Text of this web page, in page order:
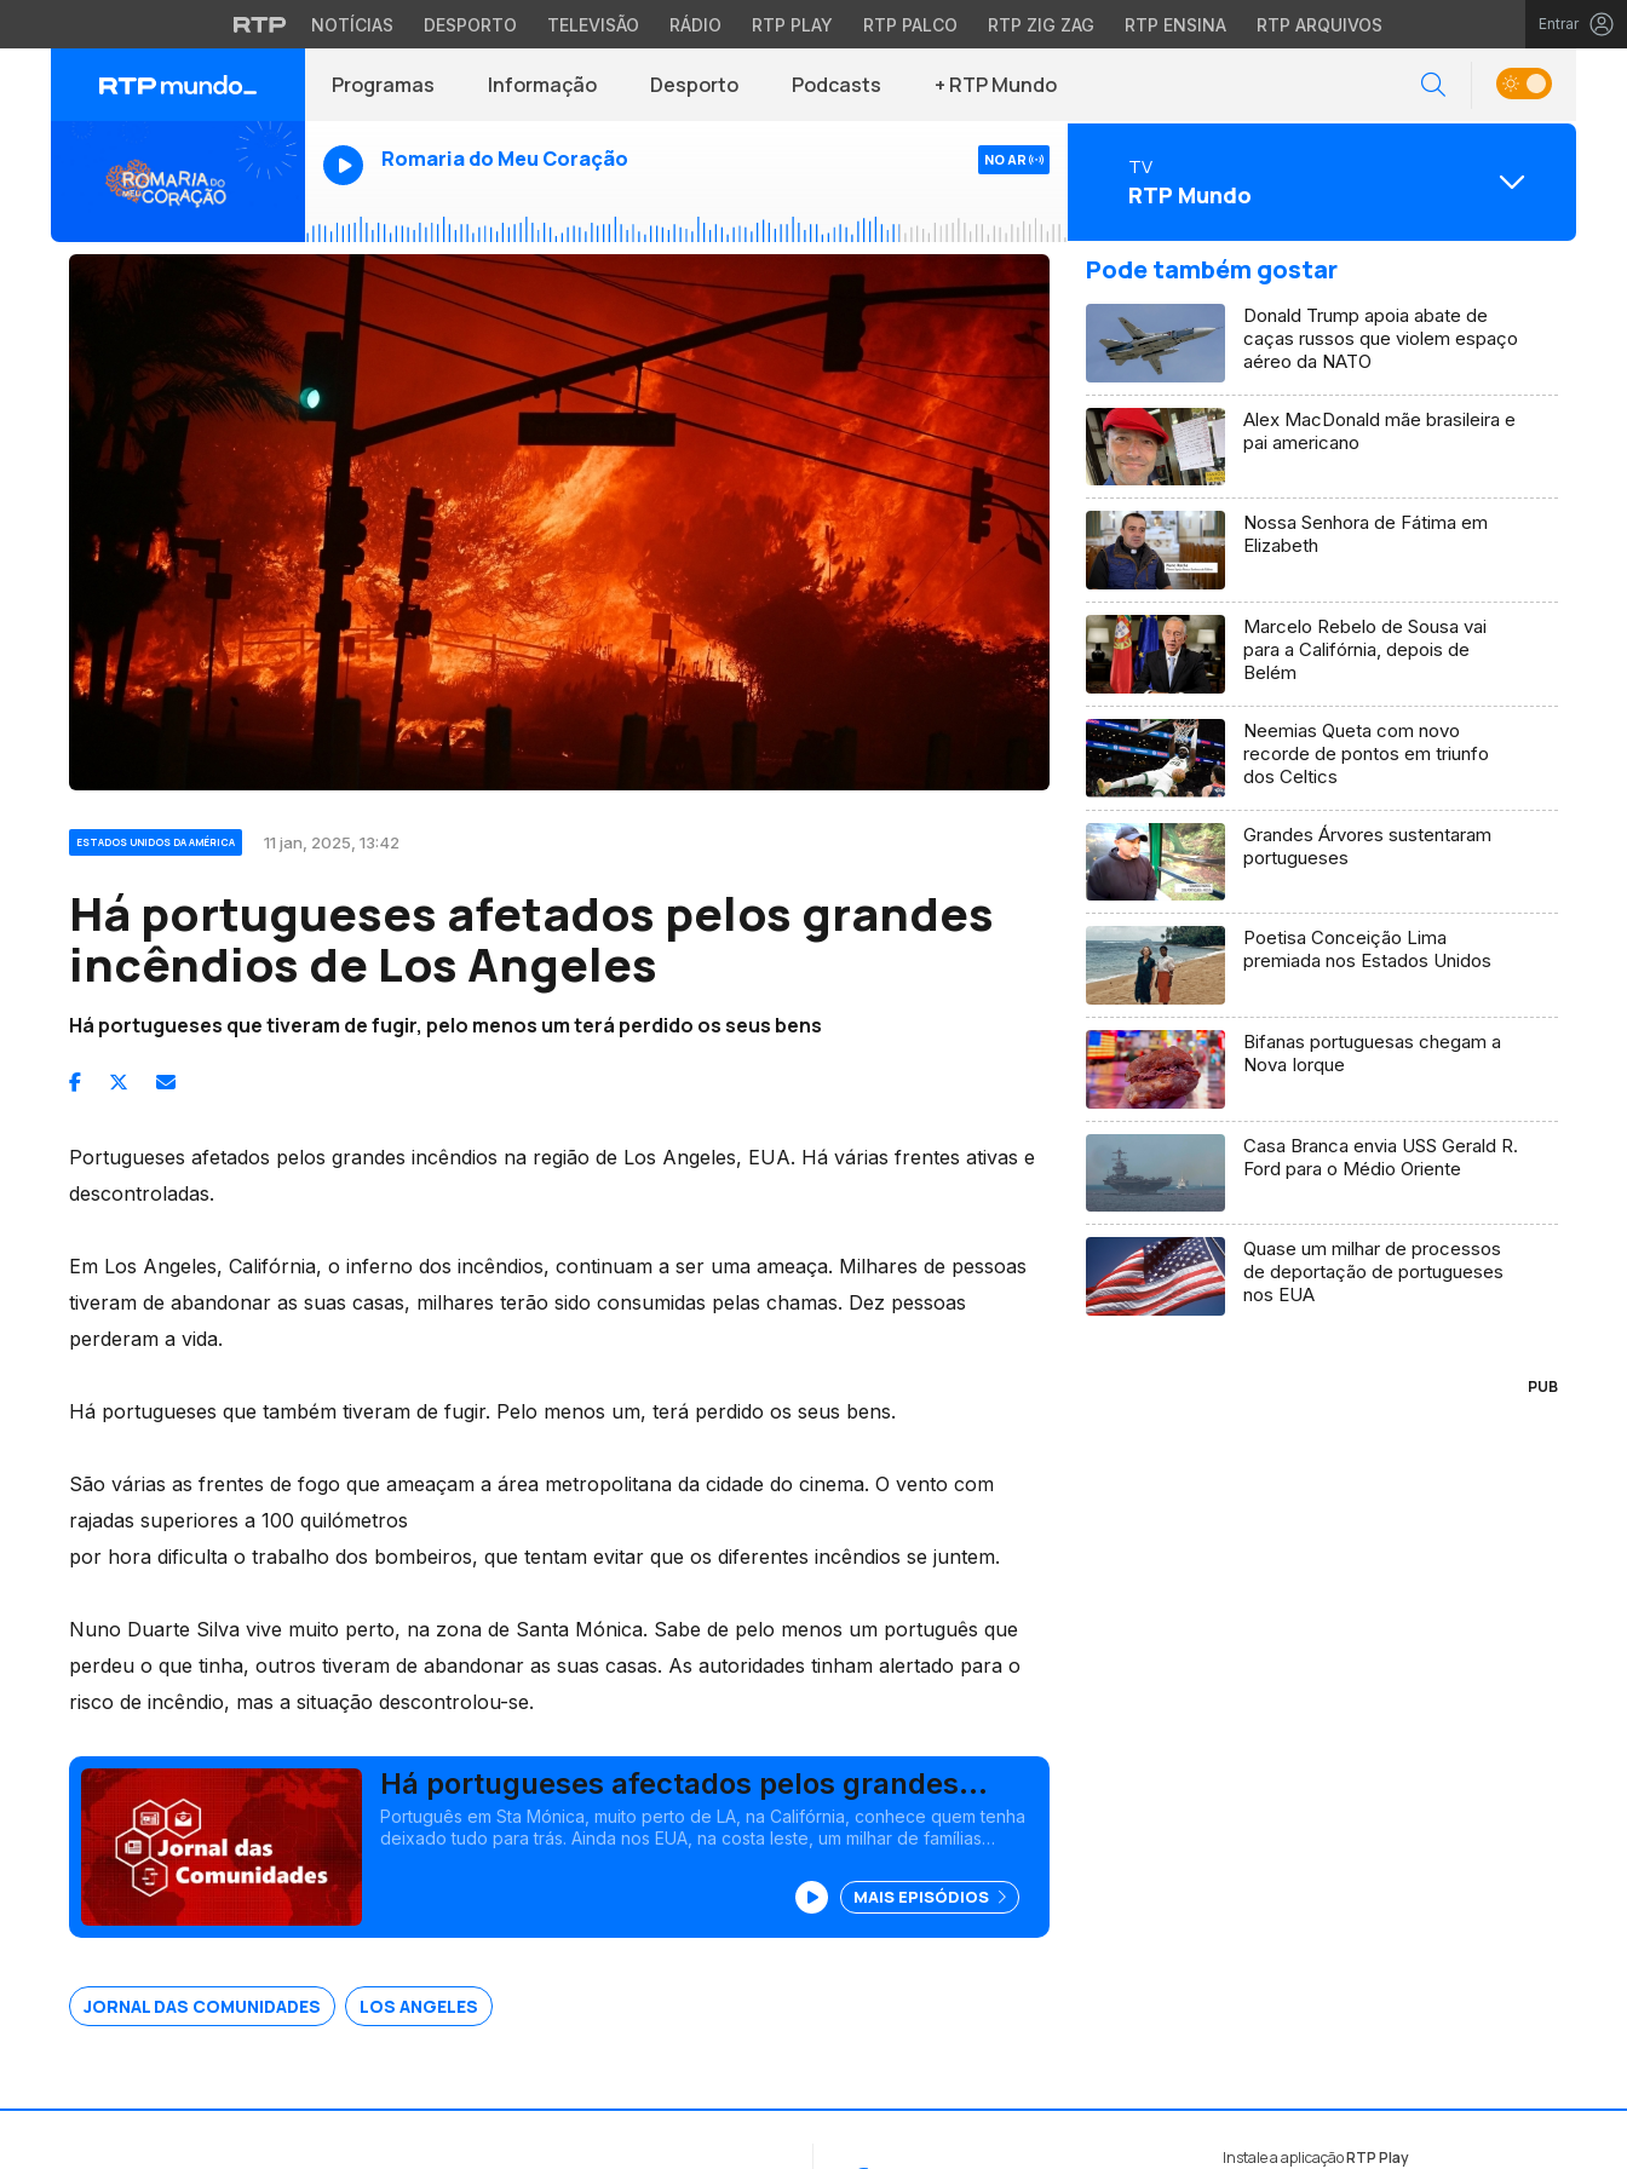
NOTÍCIAS DESPORTO TELEVISÃO RÁDIO RTP PLAY RTP PALCO RTP ZIG ZAG RTP ENSINA RTP ARQUIVOS Entrar
Programas Informação Desporto Podcasts + RTP Mundo
Romaria do Meu Coração NO AR TV
RTP Mundo
ESTADOS UNIDOS DA AMÉRICA 11 jan, 2025, 13:42
Há portugueses afetados pelos grandes
incêndios de Los Angeles
Há portugueses que tiveram de fugir, pelo menos um terá perdido os seus bens
Portugueses afetados pelos grandes incêndios na região de Los Angeles, EUA. Há várias frentes ativas e
descontroladas.
Em Los Angeles, Califórnia, o inferno dos incêndios, continuam a ser uma ameaça. Milhares de pessoas
tiveram de abandonar as suas casas, milhares terão sido consumidas pelas chamas. Dez pessoas
perderam a vida.
Há portugueses que também tiveram de fugir. Pelo menos um, terá perdido os seus bens.
São várias as frentes de fogo que ameaçam a área metropolitana da cidade do cinema. O vento com
rajadas superiores a 100 quilómetros
por hora dificulta o trabalho dos bombeiros, que tentam evitar que os diferentes incêndios se juntem.
Nuno Duarte Silva vive muito perto, na zona de Santa Mónica. Sabe de pelo menos um português que
perdeu o que tinha, outros tiveram de abandonar as suas casas. As autoridades tinham alertado para o
risco de incêndio, mas a situação descontrolou-se.
Há portugueses afectados pelos grandes
incêndios de Los Angeles
Português em Sta Mónica, muito perto de LA, na Califórnia, conhece quem tenha
deixado tudo para trás. Ainda nos EUA, na costa leste, um milhar de famílias
MAIS EPISÓDIOS
JORNAL DAS COMUNIDADES LOS ANGELES
Pode também gostar
Donald Trump apoia abate de
caças russos que violem espaço
aéreo da NATO
Alex MacDonald mãe brasileira e
pai americano
Nossa Senhora de Fátima em
Elizabeth
Marcelo Rebelo de Sousa vai
para a Califórnia, depois de
Belém
Neemias Queta com novo
recorde de pontos em triunfo
dos Celtics
Grandes Árvores sustentaram
portugueses
Poetisa Conceição Lima
premiada nos Estados Unidos
Bifanas portuguesas chegam a
Nova Iorque
Casa Branca envia USS Gerald R.
Ford para o Médio Oriente
Quase um milhar de processos
de deportação de portugueses
nos EUA
PUB
Instale a aplicaçãoRTP Play